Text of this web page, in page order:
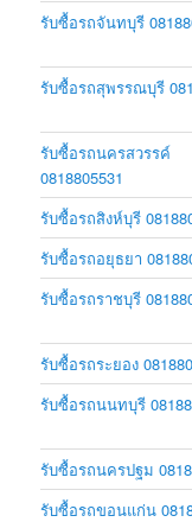
รับซื้อรถจันทบุรี
รับซื้อรถสุพรรณบุรี
รับซื้อรถนครสวรรค์
0818805531
รับซื้อรถสิงห์บุรี
รับซื้อรถอยุธยา
รับซื้อรถราชบุรี
รับซื้อรถระยอง
รับซื้อรถนนทบุรี
รับซื้อรถนครปฐม
รับซื้อรถขอนแก่น